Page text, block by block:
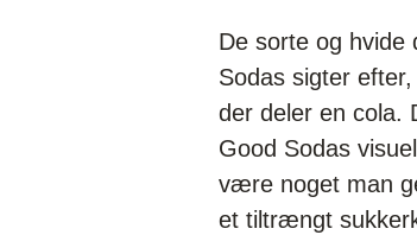
De sorte og hvide
Sodas sigter
der deler en cola.
Good Sodas
være noget man
et tiltrængt